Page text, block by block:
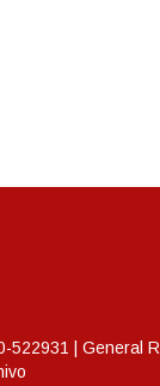
522931 | General